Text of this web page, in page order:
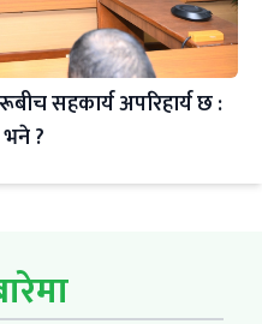
सहकार्य अपरिहार्य छ :
?